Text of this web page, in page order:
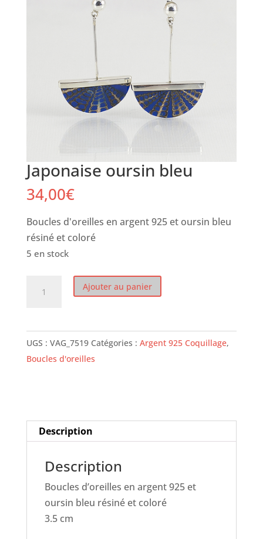
Japonaise oursin bleu
34,00€
Boucles d'oreilles en argent 925 et oursin bleu
résiné et coloré
5 en stock
oursin
bleu
Ajouter au panier
UGS : VAG_7519 Catégories : Argent 925 Coquillage,
Boucles d'oreilles
Description
Description
Boucles d’oreilles en argent 925 et
oursin bleu résiné et coloré
3.5 cm